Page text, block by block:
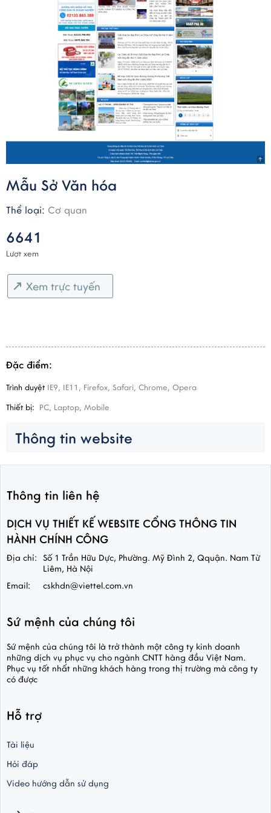
Mẫu Sở Văn hóa
Thể loại: Cơ quan
6641
Lượt xem
Xem trực tuyến
Đặc điểm:
Trình duyệt IE9, IE11, Firefox, Safari, Chrome, Opera
Thiết bị: PC, Laptop, Mobile
Thông tin website
Thông tin liên hệ
DỊCH VỤ THIẾT KẾ WEBSITE CỔNG THÔNG TIN
HÀNH CHÍNH CÔNG
Địa chỉ:
Số 1 Trần Hữu Dực, Phường. Mỹ Đình 2, Qquận. Nam Từ
Liêm, Hà Nội
Email:
cskhdn@viettel.com.vn
Sứ mệnh của chúng tôi
Sứ mệnh của chúng tôi là trở thành một công ty kinh doanh
những dịch vụ phục vụ cho ngành CNTT hàng đầu Việt Nam.
Phục vụ tốt nhất những khách hàng trong thị trường mà công ty
có được
Hỗ trợ
Tài liệu
Hỏi đáp
Video hướng dẫn sử dụng